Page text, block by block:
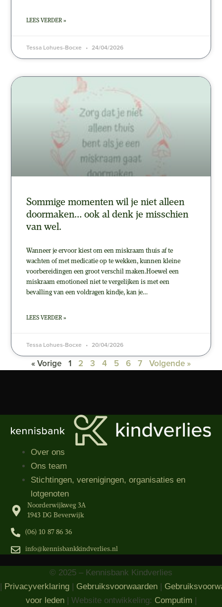
LEES VERDER »
Tessa Lohues-Bocxe 24/04/2026
Sommige momenten wil je niet alleen
doormaken… ook al denk je misschien
van wel.
Wanneer je ervoor kiest om een miskraam thuis af te
wachten of met medicatie op te wekken, kunnen kleine
voorbereidingen een groot verschil maken.Hoewel een
miskraam emotioneel niet te vergelijken is met een
bevalling van een voldragen kindje, kan je…
LEES VERDER »
Tessa Lohues-Bocxe 20/04/2026
« Vorige 1 2 3 4 5 6 7 Volgende »
Over ons
Ons team
Stichtingen, verenigingen, organisaties​ en
lotgenoten
Noorderwijkweg 3A
1943 DG Beverwijk
(06) 10 87 86 36‬
info@kennisbankkindverlies.nl
© 2025 – Kennisbank Kindverlies
| Privacyverklaring | Gebruiksvoorwaarden |
voor leden| Website ontwikkeling: Computim |